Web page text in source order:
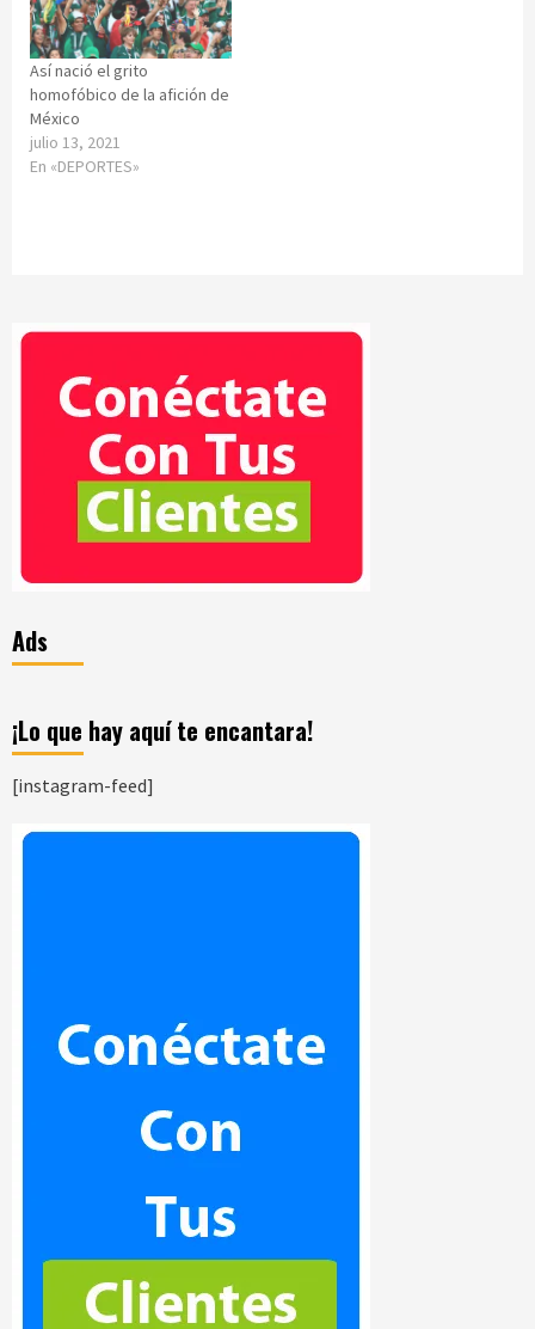
Así nació el grito
homofóbico de la afición de
México
julio 13, 2021
En «DEPORTES»
Ads
¡Lo que hay aquí te encantara!
[instagram-feed]